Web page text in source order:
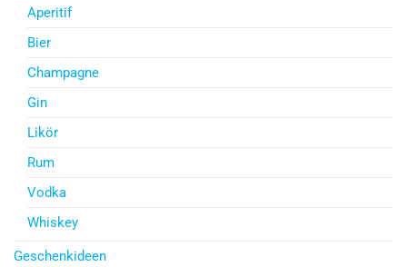
Aperitif
Bier
Champagne
Gin
Likör
Rum
Vodka
Whiskey
Geschenkideen